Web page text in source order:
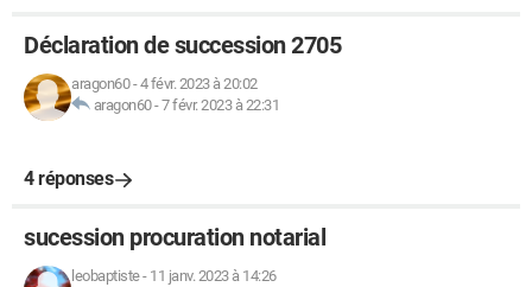
Déclaration de succession 2705
aragon60-4 févr. 2023 à 20:02
aragon60-7 févr. 2023 à 22:31
4 réponses
sucession procuration notarial
leobaptiste- 11 janv. 2023 à 14:26